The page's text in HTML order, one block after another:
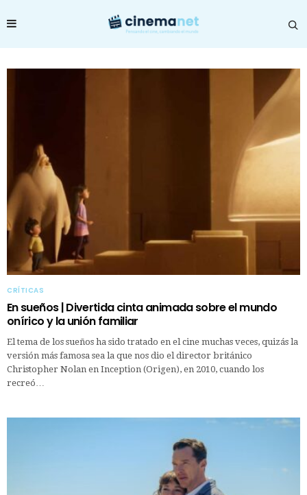
CRÍTICAS
En sueños | Divertida cinta animada sobre el mundo
onírico y la unión familiar
El tema de los sueños ha sido tratado en el cine muchas veces, quizás la
versión más famosa sea la que nos dio el director británico
Christopher Nolan en Inception (Origen), en 2010, cuando los
recreó…